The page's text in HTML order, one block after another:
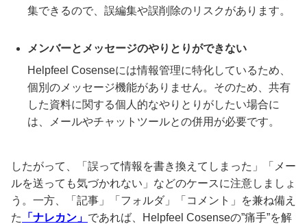
集できるので、誤編集や誤削除のリスクがあります。
メンバーとメッセージのやりとりができない
Helpfeel Cosenseには情報管理に特化しているため、
個別のメッセージ機能がありません。そのため、共有
した資料に関する個人的なやりとりがしたい場合に
は、メールやチャットツールとの併用が必要です。
したがって、「誤って情報を書き換えてしまった」「メー
ルを送っても気づかれない」などのケースに注意しましょ
う。一方、「記事」「フォルダ」「コメント」を兼ね備え
た
「ナレカン」 であれば、Helpfeel Cosenseの”痛手”を解